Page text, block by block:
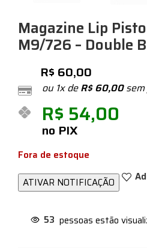
Magazine Lip
M9/726 – Double
R$ 60,00
ou 1x deR$60,00sem
R$ 54,00
no PIX
Fora de estoque
53 pessoas estão